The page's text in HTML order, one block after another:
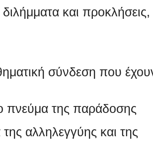
και προκλήσεις,
σύνδεση που
πνεύμα της παράδοσης
αλληλεγγύης και της